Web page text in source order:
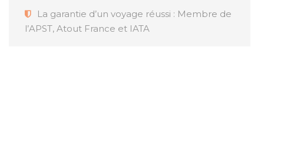
La garantie d’un voyage réussi : Membre de
l’APST, Atout France et IATA